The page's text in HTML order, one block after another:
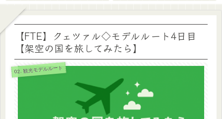
【FTE】クェツァル◇モデルルート4日目
【架空の国を旅してみたら】
02. 観光モデルルート